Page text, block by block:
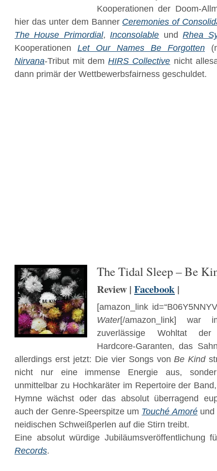
Kooperationen der Doom-
hier das unter dem Banner Ceremonies of
The House Primordial,Inconsolable undRhea
Kooperationen Let Our Names Be Forgotten
Nirvana-Tribut mit demHIRS Collective nicht
dann primär der Wettbewerbsfairness geschuldet.
The Tidal Sleep – Be
Review | Facebook |
[amazon_link
Water[/amazon_link]
zuverlässige Wohltat
Hardcore-Garanten, das
allerdings erst jetzt: Die vier Songs vonBe Kind
nicht nur eine immense Energie aus,
unmittelbar zu Hochkaräter im Repertoire der
Hymne wächst oder das absolut überragend
auch der Genre-Speerspitze um Touché Amoréund
neidischen Schweißperlen auf die Stirn treibt.
Eine absolut würdige Jubiläumsveröffentlichung
Records.